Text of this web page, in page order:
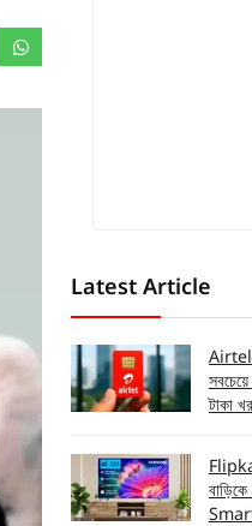
Latest Article
Airtel
টাকা
Smart